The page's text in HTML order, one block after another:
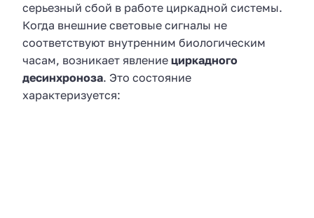
серьезный сбой в работе циркадной системы.
Когда внешние световые сигналы не
соответствуют внутренним биологическим
часам, возникает явление циркадного
десинхроноза. Это состояние
характеризуется: